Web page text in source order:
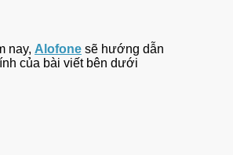
nay, Alofone sẽ hướng dẫn
của bài viết bên dưới